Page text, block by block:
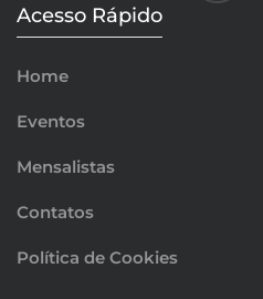
Acesso Rápido
Home
Eventos
Mensalistas
Contatos
Política de Cookies